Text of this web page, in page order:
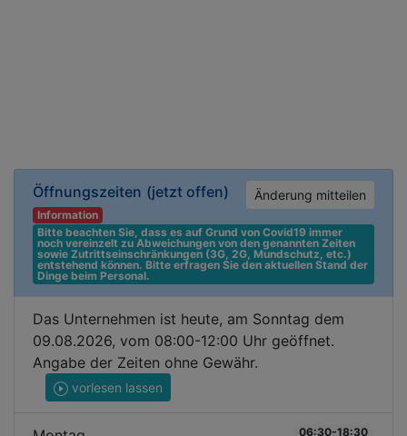
Öffnungszeiten (jetzt offen) Änderung mitteilen
Information
Bitte beachten Sie, dass es auf Grund von Covid19 immer
noch vereinzelt zu Abweichungen von den genannten Zeiten
sowie Zutrittseinschränkungen (3G, 2G, Mundschutz, etc.)
entstehend können. Bitte erfragen Sie den aktuellen Stand der
Dinge beim Personal.
Das Unternehmen ist heute, am Sonntag dem
09.08.2026, vom 08:00-12:00 Uhr geöffnet.
Angabe der Zeiten ohne Gewähr.
vorlesen lassen
06:30-18:30